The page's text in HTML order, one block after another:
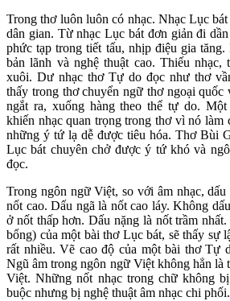
Trong thơ luôn luôn có nhạc. Nhạc Lục
dân gian. Từ nhạc Lục bát đơn giản đi
phức tạp trong tiết tấu, nhịp điệu gia
bản lãnh và nghệ thuật cao. Thiếu
xuôi. Dư nhạc thơ Tự do đọc như thơ
thấy trong thơ chuyển ngữ thơ ngoại quốc
ngắt ra, xuống hàng theo thể tự do.
khiến nhạc quan trọng trong thơ vì nó làm
những ý tứ lạ dễ được tiêu hóa. Thơ Bùi
Lục bát chuyên chở được ý tứ khó và
đọc.
Trong ngôn ngữ Việt, so với âm nhạc,
nốt cao. Dấu ngã là nốt cao láy. Không
ở nốt thấp hơn. Dấu nặng là nốt trầm
bổng) của một bài thơ Lục bát, sẽ thấy sự
rất nhiều. Vẽ cao độ của một bài thơ Tự
Ngũ âm trong ngôn ngữ Việt không hẳn là
Việt. Những nốt nhạc trong chữ không
buộc nhưng bị nghệ thuật âm nhạc chi phối.